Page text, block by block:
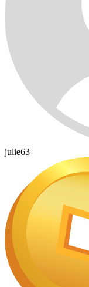
julie63